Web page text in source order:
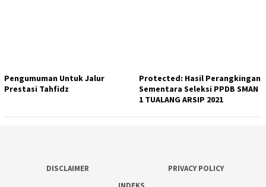
Pengumuman Untuk Jalur
Prestasi Tahfidz
Protected: Hasil Perangkingan
Sementara Seleksi PPDB SMAN
1 TUALANG ARSIP 2021
DISCLAIMER
PRIVACY POLICY